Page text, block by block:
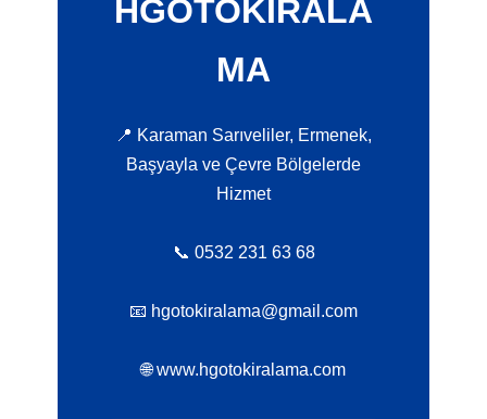
HGOTOKIRALA
MA
📍 Karaman Sarıveliler, Ermenek,
Başyayla ve Çevre Bölgelerde
Hizmet
📞 0532 231 63 68
📧 hgotokiralama@gmail.com
🌐 www.hgotokiralama.com